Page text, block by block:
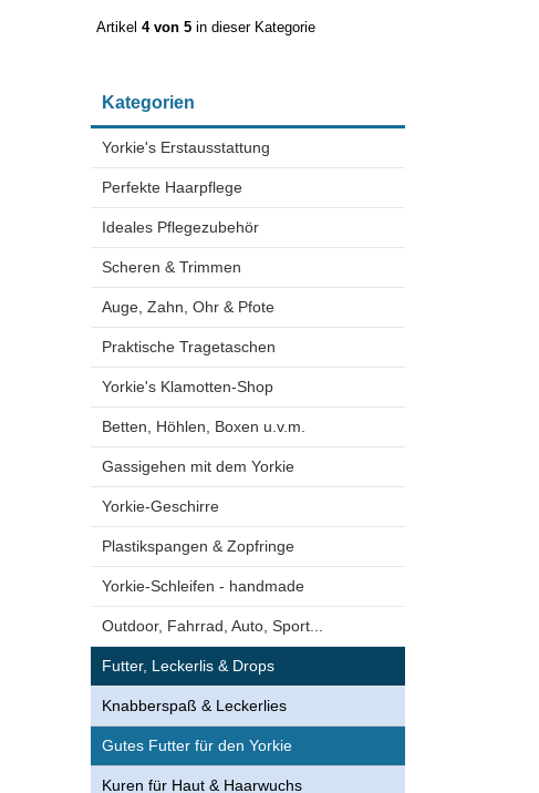
Artikel 4 von 5 in dieser Kategorie
Kategorien
Yorkie's Erstausstattung
Perfekte Haarpflege
Ideales Pflegezubehör
Scheren & Trimmen
Auge, Zahn, Ohr & Pfote
Praktische Tragetaschen
Yorkie's Klamotten-Shop
Betten, Höhlen, Boxen u.v.m.
Gassigehen mit dem Yorkie
Yorkie-Geschirre
Plastikspangen & Zopfringe
Yorkie-Schleifen - handmade
Outdoor, Fahrrad, Auto, Sport...
Futter, Leckerlis & Drops
Knabberspaß & Leckerlies
Gutes Futter für den Yorkie
Kuren für Haut & Haarwuchs